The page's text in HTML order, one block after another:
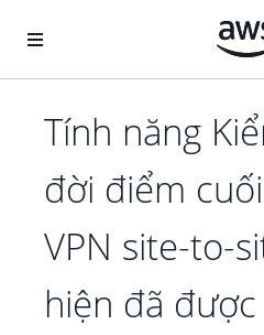
Tính năng
đời điểm
VPN site-to-
hiện đã